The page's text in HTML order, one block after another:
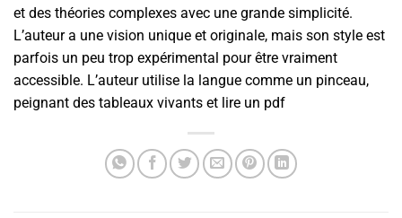
et des théories complexes avec une grande simplicité.
L’auteur a une vision unique et originale, mais son style est
parfois un peu trop expérimental pour être vraiment
accessible. L’auteur utilise la langue comme un pinceau,
peignant des tableaux vivants et lire un pdf